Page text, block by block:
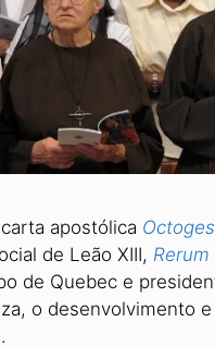
apostólica
de Leão XIII, Rerum
de Quebec e
o desenvolvimento e
.